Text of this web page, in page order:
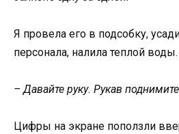
Я провела его в подсобку,
персонала, налила теплой
– Давайте руку. Рукав
Цифры на экране поползли